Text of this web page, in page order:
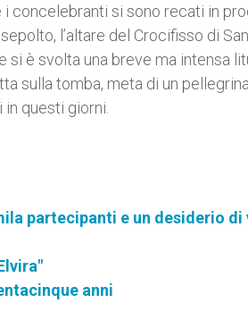
concelebranti si sono recati in
l’altare del Crocifisso di
si è svolta una breve ma intensa
sulla tomba, meta di un
questi giorni.
partecipanti e un desiderio di
anni